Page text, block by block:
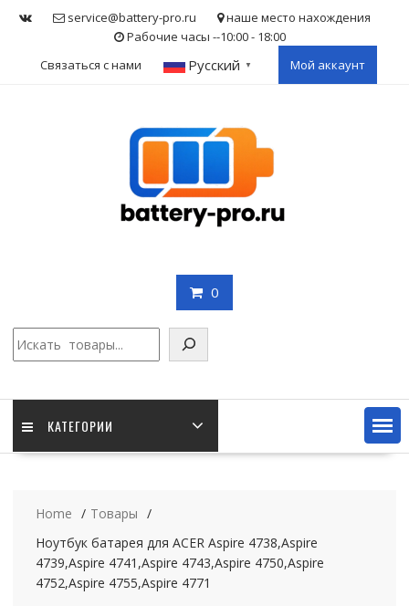
service@battery-pro.ru
наше место нахождения
Рабочие часы --10:00 - 18:00
Связаться с нами
Русский ▼ Мой аккаунт
0
КАТЕГОРИИ
Home
Товары
Ноутбук батарея для ACER Aspire 4738,Aspire
4739,Aspire 4741,Aspire 4743,Aspire 4750,Aspire
4752,Aspire 4755,Aspire 4771